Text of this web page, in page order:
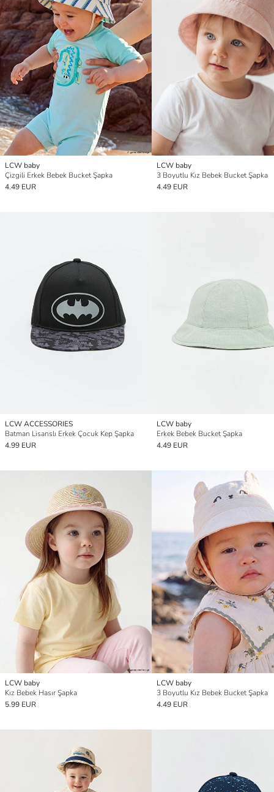
LCW baby
Çizgili Erkek Bebek Bucket Şapka
4.49 EUR
LCW baby
3 Boyutlu Kız Bebek Bucket Şapka
4.49 EUR
LCW ACCESSORIES
Batman Lisanslı Erkek Çocuk Kep Şapka
4.99 EUR
LCW baby
Erkek Bebek Bucket Şapka
4.49 EUR
LCW baby
Kız Bebek Hasır Şapka
5.99 EUR
LCW baby
3 Boyutlu Kız Bebek Bucket Şapka
4.49 EUR